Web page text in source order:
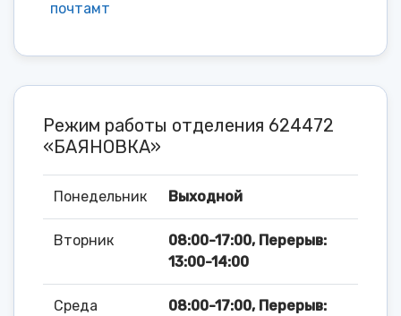
почтамт
Режим работы отделения 624472
«БАЯНОВКА»
Понедельник Выходной
Вторник
08:00-17:00, Перерыв:
13:00-14:00
Среда
08:00-17:00, Перерыв: